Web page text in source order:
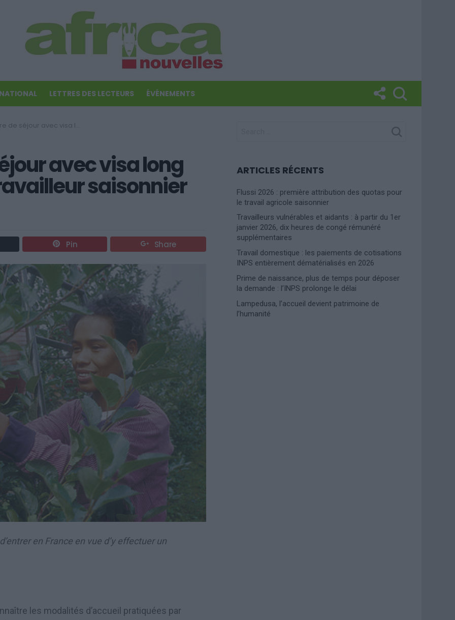
LETTRES DES LECTEURS ÉVÉNEMENTS
long séjour: VLS (2) – «Travailleur saisonnier pluriannuel»
avec visa long
saisonnier
Pin Share
en France en vue d’y effectuer un
les modalités d’accueil pratiquées par
ARTICLES RÉCENTS
Flussi 2026 : première attribution des quotas pour
le travail agricole saisonnier
Travailleurs vulnérables et aidants : à partir du 1er
janvier 2026, dix heures de congé rémunéré
supplémentaires
Travail domestique : les paiements de cotisations
INPS entièrement dématérialisés en 2026
Prime de naissance, plus de temps pour déposer
la demande : l’INPS prolonge le délai
Lampedusa, l’accueil devient patrimoine de
l’humanité